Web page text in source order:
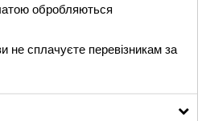
обробляються
не сплачуєте перевізникам за